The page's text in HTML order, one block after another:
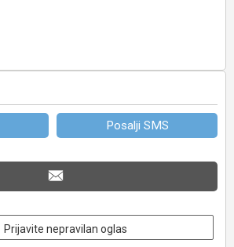
Posalji SMS
Prijavite nepravilan oglas